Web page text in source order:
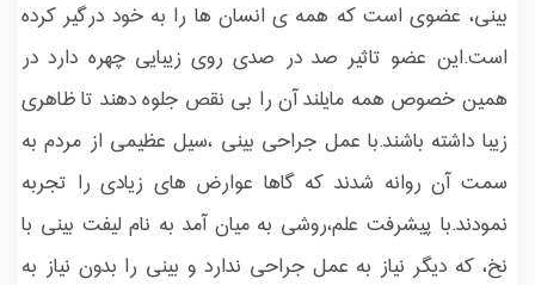
بینی، عضوی است که همه ی انسان ها را به خود درگیر کرده
است.این عضو تاثیر صد در صدی روی زیبایی چهره دارد در
همین خصوص همه مایلند آن را بی نقص جلوه دهند تا ظاهری
زیبا داشته باشند.با عمل جراحی بینی ،سیل عظیمی از مردم به
سمت آن روانه شدند که گاها عوارض های زیادی را تجربه
نمودند.با پیشرفت علم،روشی به میان آمد به نام لیفت بینی با
نخ، که دیگر نیاز به عمل جراحی ندارد و بینی را بدون نیاز به